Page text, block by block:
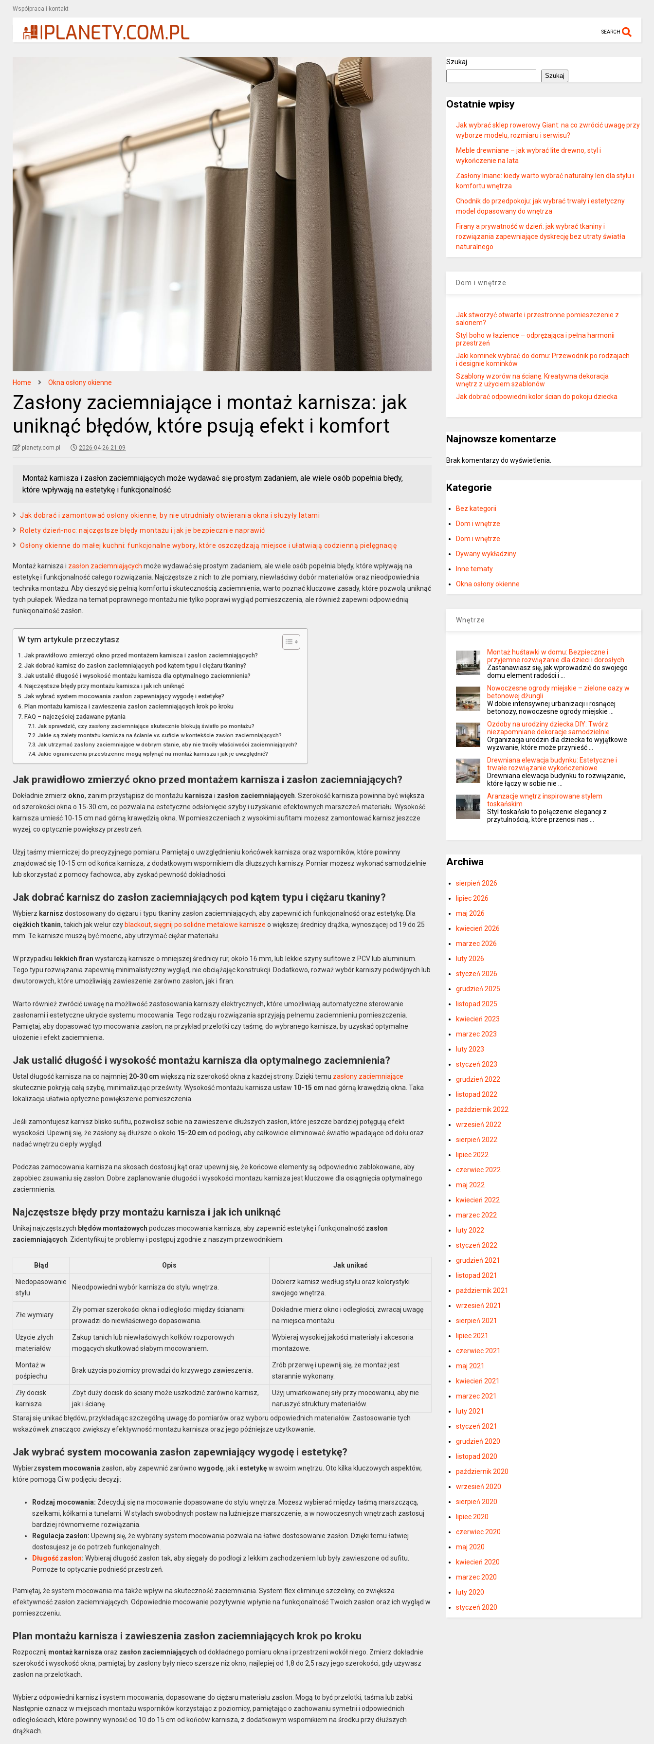
Współpraca i kontakt
SEARCH
Home Okna osłony okienne
Zasłony zaciemniające i montaż karnisza: jak
uniknąć błędów, które psują efekt i komfort
planety.com.pl 2026-04-26 21:09
Montaż karnisza i zasłon zaciemniających może wydawać się prostym zadaniem, ale wiele osób popełnia błędy,
które wpływają na estetykę i funkcjonalność
Jak dobrać i zamontować osłony okienne, by nie utrudniały otwierania okna i służyły latami
Rolety dzień-noc: najczęstsze błędy montażu i jak je bezpiecznie naprawić
Osłony okienne do małej kuchni: funkcjonalne wybory, które oszczędzają miejsce i ułatwiają codzienną pielęgnację
Montaż karnisza i zasłon zaciemniających może wydawać się prostym zadaniem, ale wiele osób popełnia błędy, które wpływają na
estetykę i funkcjonalność całego rozwiązania. Najczęstsze z nich to złe pomiary, niewłaściwy dobór materiałów oraz nieodpowiednia
technika montażu. Aby cieszyć się pełnią komfortu i skutecznością zaciemnienia, warto poznać kluczowe zasady, które pozwolą uniknąć
tych pułapek. Wiedza na temat poprawnego montażu nie tylko poprawi wygląd pomieszczenia, ale również zapewni odpowiednią
funkcjonalność zasłon.
W tym artykule przeczytasz
Jak prawidłowo zmierzyć okno przed montażem karnisza i zasłon zaciemniających?
Jak dobrać karnisz do zasłon zaciemniających pod kątem typu i ciężaru tkaniny?
Jak ustalić długość i wysokość montażu karnisza dla optymalnego zaciemnienia?
Najczęstsze błędy przy montażu karnisza i jak ich uniknąć
Jak wybrać system mocowania zasłon zapewniający wygodę i estetykę?
Plan montażu karnisza i zawieszenia zasłon zaciemniających krok po kroku
FAQ – najczęściej zadawane pytania
Jak sprawdzić, czy zasłony zaciemniające skutecznie blokują światło po montażu?
Jakie są zalety montażu karnisza na ścianie vs suficie w kontekście zasłon zaciemniających?
Jak utrzymać zasłony zaciemniające w dobrym stanie, aby nie traciły właściwości zaciemniających?
Jakie ograniczenia przestrzenne mogą wpłynąć na montaż karnisza i jak je uwzględnić?
Jak prawidłowo zmierzyć okno przed montażem karnisza i zasłon zaciemniających?
Dokładnie zmierz okno, zanim przystąpisz do montażu karnisza i zasłon zaciemniających . Szerokość karnisza powinna być większa
od szerokości okna o 15-30 cm, co pozwala na estetyczne odsłonięcie szyby i uzyskanie efektownych marszczeń materiału. Wysokość
karnisza umieść 10-15 cm nad górną krawędzią okna. W pomieszczeniach z wysokimi sufitami możesz zamontować karnisz jeszcze
wyżej, co optycznie powiększy przestrzeń.
Użyj taśmy mierniczej do precyzyjnego pomiaru. Pamiętaj o uwzględnieniu końcówek karnisza oraz wsporników, które powinny
znajdować się 10-15 cm od końca karnisza, z dodatkowym wspornikiem dla dłuższych karniszy. Pomiar możesz wykonać samodzielnie
lub skorzystać z pomocy fachowca, aby zyskać pewność dokładności.
Jak dobrać karnisz do zasłon zaciemniających pod kątem typu i ciężaru tkaniny?
Wybierz karnisz dostosowany do ciężaru i typu tkaniny zasłon zaciemniających, aby zapewnić ich funkcjonalność oraz estetykę. Dla
ciężkich tkanin, takich jak welur czy blackout, sięgnij po solidne metalowe karnisze o większej średnicy drążka, wynoszącej od 19 do 25
mm. Te karnisze muszą być mocne, aby utrzymać ciężar materiału.
W przypadku lekkich firan wystarczą karnisze o mniejszej średnicy rur, około 16 mm, lub lekkie szyny sufitowe z PCV lub aluminium.
Tego typu rozwiązania zapewnią minimalistyczny wygląd, nie obciążając konstrukcji. Dodatkowo, rozważ wybór karniszy podwójnych lub
dwutorowych, które umożliwiają zawieszenie zarówno zasłon, jak i firan.
Warto również zwrócić uwagę na możliwość zastosowania karniszy elektrycznych, które umożliwiają automatyczne sterowanie
zasłonami i estetyczne ukrycie systemu mocowania. Tego rodzaju rozwiązania sprzyjają pełnemu zaciemnieniu pomieszczenia.
Pamiętaj, aby dopasować typ mocowania zasłon, na przykład przelotki czy taśmę, do wybranego karnisza, by uzyskać optymalne
ułożenie i efekt zaciemnienia.
Jak ustalić długość i wysokość montażu karnisza dla optymalnego zaciemnienia?
Ustal długość karnisza na co najmniej 20-30 cm większą niż szerokość okna z każdej strony. Dzięki temu zasłony zaciemniające
skutecznie pokryją całą szybę, minimalizując prześwity. Wysokość montażu karnisza ustaw 10-15 cm nad górną krawędzią okna. Taka
lokalizacja ułatwia optyczne powiększenie pomieszczenia.
Jeśli zamontujesz karnisz blisko sufitu, pozwolisz sobie na zawieszenie dłuższych zasłon, które jeszcze bardziej potęgują efekt
wysokości. Upewnij się, że zasłony są dłuższe o około 15-20 cm od podłogi, aby całkowicie eliminować światło wpadające od dołu oraz
nadać wnętrzu ciepły wygląd.
Podczas zamocowania karnisza na skosach dostosuj kąt oraz upewnij się, że końcowe elementy są odpowiednio zablokowane, aby
zapobiec zsuwaniu się zasłon. Dobre zaplanowanie długości i wysokości montażu karnisza jest kluczowe dla osiągnięcia optymalnego
zaciemnienia.
Najczęstsze błędy przy montażu karnisza i jak ich uniknąć
Unikaj najczęstszych błędów montażowych podczas mocowania karnisza, aby zapewnić estetykę i funkcjonalność zasłon
zaciemniających . Zidentyfikuj te problemy i postępuj zgodnie z naszym przewodnikiem.
Błąd Opis Jak unikać
Niedopasowanie
stylu
Nieodpowiedni wybór karnisza do stylu wnętrza.
Dobierz karnisz według stylu oraz kolorystyki
swojego wnętrza.
Złe wymiary
Zły pomiar szerokości okna i odległości między ścianami
prowadzi do niewłaściwego dopasowania.
Dokładnie mierz okno i odległości, zwracaj uwagę
na miejsca montażu.
Użycie złych
materiałów
Zakup tanich lub niewłaściwych kołków rozporowych
mogących skutkować słabym mocowaniem.
Wybieraj wysokiej jakości materiały i akcesoria
montażowe.
Montaż w
pośpiechu
Brak użycia poziomicy prowadzi do krzywego zawieszenia.
Zrób przerwę i upewnij się, że montaż jest
starannie wykonany.
Zły docisk
karnisza
Zbyt duży docisk do ściany może uszkodzić zarówno karnisz,
jak i ścianę.
Użyj umiarkowanej siły przy mocowaniu, aby nie
naruszyć struktury materiałów.
Staraj się unikać błędów, przykładając szczególną uwagę do pomiarów oraz wyboru odpowiednich materiałów. Zastosowanie tych
wskazówek znacząco zwiększy efektywność montażu karnisza oraz jego późniejsze użytkowanie.
Jak wybrać system mocowania zasłon zapewniający wygodę i estetykę?
Wybierzsystem mocowania zasłon, aby zapewnić zarównowygodę, jak i estetykęw swoim wnętrzu. Oto kilka kluczowych aspektów,
które pomogą Ci w podjęciu decyzji:
Rodzaj mocowania: Zdecyduj się na mocowanie dopasowane do stylu wnętrza. Możesz wybierać między taśmą marszczącą,
szelkami, kółkami a tunelami. W stylach swobodnych postaw na luźniejsze marszczenie, a w nowoczesnych wnętrzach zastosuj
bardziej równomierne rozwiązania.
Regulacja zasłon: Upewnij się, że wybrany system mocowania pozwala na łatwe dostosowanie zasłon. Dzięki temu łatwiej
dostosujesz je do potrzeb funkcjonalnych.
Długość zasłon: Wybieraj długość zasłon tak, aby sięgały do podłogi z lekkim zachodzeniem lub były zawieszone od sufitu.
Pomoże to optycznie podnieść przestrzeń.
Pamiętaj, że system mocowania ma także wpływ na skuteczność zaciemniania. System flex eliminuje szczeliny, co zwiększa
efektywność zasłon zaciemniających. Odpowiednie mocowanie pozytywnie wpłynie na funkcjonalność Twoich zasłon oraz ich wygląd w
pomieszczeniu.
Plan montażu karnisza i zawieszenia zasłon zaciemniających krok po kroku
Rozpocznij montaż karnisza oraz zasłon zaciemniających od dokładnego pomiaru okna i przestrzeni wokół niego. Zmierz dokładnie
szerokość i wysokość okna, pamiętaj, by zasłony były nieco szersze niż okno, najlepiej od 1,8 do 2,5 razy jego szerokości, gdy używasz
zasłon na przelotkach.
Wybierz odpowiedni karnisz i system mocowania, dopasowane do ciężaru materiału zasłon. Mogą to być przelotki, taśma lub żabki.
Następnie oznacz w miejscach montażu wsporników korzystając z poziomicy, pamiętając o zachowaniu symetrii i odpowiednich
odległościach, które powinny wynosić od 10 do 15 cm od końców karnisza, z dodatkowym wspornikiem na środku przy dłuższych
drążkach.
Szukaj
Szukaj
Ostatnie wpisy
Jak wybrać sklep rowerowy Giant: na co zwrócić uwagę przy
wyborze modelu, rozmiaru i serwisu?
Meble drewniane – jak wybrać lite drewno, styl i
wykończenie na lata
Zasłony lniane: kiedy warto wybrać naturalny len dla stylu i
komfortu wnętrza
Chodnik do przedpokoju: jak wybrać trwały i estetyczny
model dopasowany do wnętrza
Firany a prywatność w dzień: jak wybrać tkaniny i
rozwiązania zapewniające dyskrecję bez utraty światła
naturalnego
Dom i wnętrze
Jak stworzyć otwarte i przestronne pomieszczenie z
salonem?
Styl boho w łazience – odprężająca i pełna harmonii
przestrzeń
Jaki kominek wybrać do domu: Przewodnik po rodzajach
i designie kominków
Szablony wzorów na ścianę: Kreatywna dekoracja
wnętrz z użyciem szablonów
Jak dobrać odpowiedni kolor ścian do pokoju dziecka
Najnowsze komentarze
Brak komentarzy do wyświetlenia.
Kategorie
Bez kategorii
Dom i wnętrze
Dom i wnętrze
Dywany wykładziny
Inne tematy
Okna osłony okienne
Wnętrze
Montaż huśtawki w domu: Bezpieczne i
przyjemne rozwiązanie dla dzieci i dorosłych
Zastanawiasz się, jak wprowadzić do swojego
domu element radości i …
Nowoczesne ogrody miejskie – zielone oazy w
betonowej dżungli
W dobie intensywnej urbanizacji i rosnącej
betonozy, nowoczesne ogrody miejskie …
Ozdoby na urodziny dziecka DIY: Twórz
niezapomniane dekoracje samodzielnie
Organizacja urodzin dla dziecka to wyjątkowe
wyzwanie, które może przynieść …
Drewniana elewacja budynku: Estetyczne i
trwałe rozwiązanie wykończeniowe
Drewniana elewacja budynku to rozwiązanie,
które łączy w sobie nie …
Aranżacje wnętrz inspirowane stylem
toskańskim
Styl toskański to połączenie elegancji z
przytulnością, które przenosi nas …
Archiwa
sierpień 2026
lipiec 2026
maj 2026
kwiecień 2026
marzec 2026
luty 2026
styczeń 2026
grudzień 2025
listopad 2025
kwiecień 2023
marzec 2023
luty 2023
styczeń 2023
grudzień 2022
listopad 2022
październik 2022
wrzesień 2022
sierpień 2022
lipiec 2022
czerwiec 2022
maj 2022
kwiecień 2022
marzec 2022
luty 2022
styczeń 2022
grudzień 2021
listopad 2021
październik 2021
wrzesień 2021
sierpień 2021
lipiec 2021
czerwiec 2021
maj 2021
kwiecień 2021
marzec 2021
luty 2021
styczeń 2021
grudzień 2020
listopad 2020
październik 2020
wrzesień 2020
sierpień 2020
lipiec 2020
czerwiec 2020
maj 2020
kwiecień 2020
marzec 2020
luty 2020
styczeń 2020